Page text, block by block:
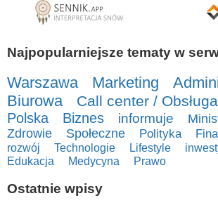
Najpopularniejsze tematy w
Warszawa Marketing
Biurowa
Call center /
Polska Biznes informuje
Zdrowie Społeczne Polityka
rozwój Technologie Lifestyle
Edukacja
Medycyna Prawo
Ostatnie wpisy